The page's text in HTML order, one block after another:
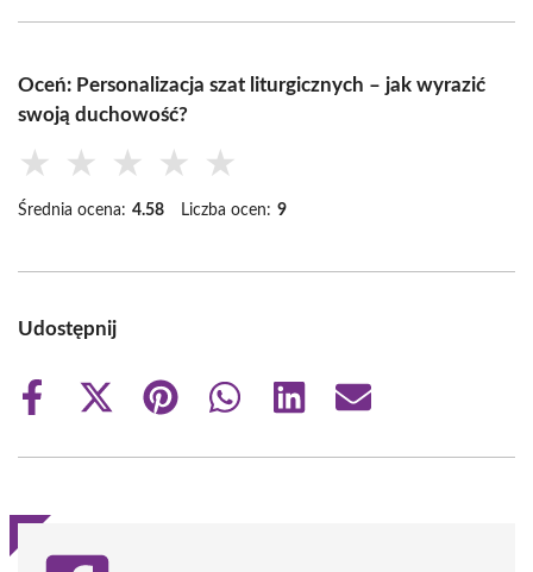
Oceń: Personalizacja szat liturgicznych – jak wyrazić
swoją duchowość?
★ ★ ★ ★ ★
Średnia ocena: 4.58 Liczba ocen: 9
Udostępnij
Share
Share
(Twitter)
Share
Share
Share
Share